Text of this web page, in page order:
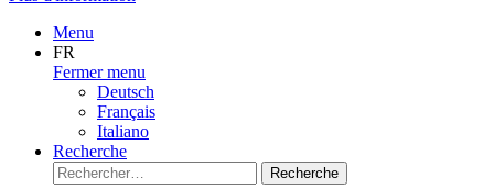
Menu
FR
Fermer menu
Deutsch
Français
Italiano
Recherche
Recherche